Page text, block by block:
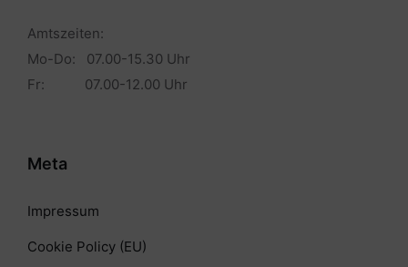
Amtszeiten:
Mo-Do: 07.00-15.30 Uhr
Fr: 07.00-12.00 Uhr
Meta
Impressum
Cookie Policy (EU)